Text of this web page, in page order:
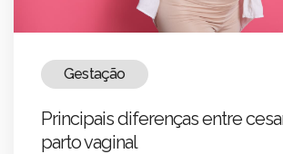
Gestação
Principais diferenças entre
parto vaginal